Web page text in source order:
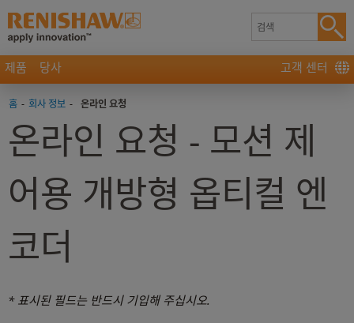
제품 당사 고객 센터
홈 - 회사 정보 - 온라인 요청
온라인 요청 - 모션 제
어용 개방형 옵티컬 엔
코더
* 표시된 필드는 반드시 기입해 주십시오.